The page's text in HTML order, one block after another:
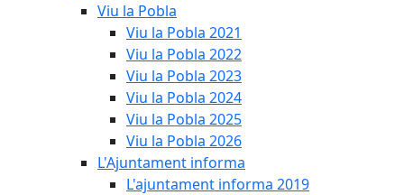
Viu la Pobla
Viu la Pobla 2021
Viu la Pobla 2022
Viu la Pobla 2023
Viu la Pobla 2024
Viu la Pobla 2025
Viu la Pobla 2026
L'Ajuntament informa
L'ajuntament informa 2019